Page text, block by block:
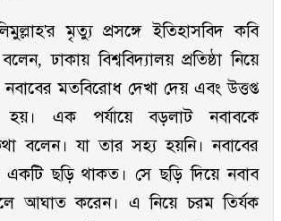
মৃত্যু প্রসঙ্গে ইতিহাসবিদ কবি
ঢাকায় বিশ্ববিদ্যালয় প্রতিষ্ঠা নিয়ে
মতবিরোধ দেখা দেয় এবং উত্তপ্ত
হয়। এক পর্যায়ে বড়লাট নবাবকে
বলেন। যা তার সহ্য হয়নি। নবাবের
ছড়ি থাকত। সে ছড়ি দিয়ে নবাব
আঘাত করেন। এ নিয়ে চরম তির্যক